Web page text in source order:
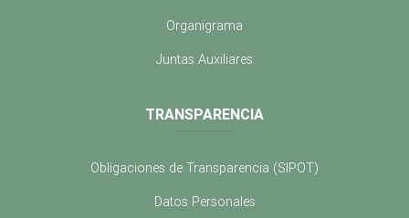
Organigrama
Juntas Auxiliares
TRANSPARENCIA
Obligaciones de Transparencia (SIPOT)
Datos Personales